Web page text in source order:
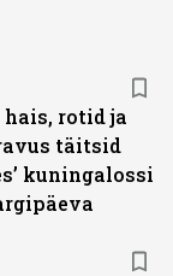
rotid ja
täitsid
kuningalossi